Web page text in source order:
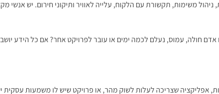
משימות, תקשורת עם הלקוח, עלייה לאוויר ותיקוני חירום. יש
חולה, עמוס, נעלם לכמה ימים או עובר לפרויקט אחר? אם כל הידע
אפליקציה שצריכה לעלות לשוק מהר, או פרויקט שיש לו משמעות עסקית